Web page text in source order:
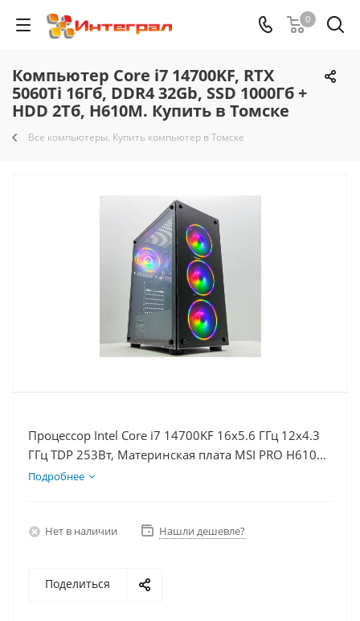
0
Компьютер Core i7 14700KF, RTX
5060Ti 16Гб, DDR4 32Gb, SSD 1000Гб +
HDD 2Тб, H610M. Купить в Томске
Все компьютеры. Купить компьютер в Томске
Процессор Intel Core i7 14700KF 16x5.6 ГГц 12x4.3
ГГц TDP 253Вт, Материнская плата MSI PRO H610M-
E, Видеокарта RTX 5060Ti 16Гб, Память
Подробнее
Нет в наличии Нашли дешевле?
Поделиться